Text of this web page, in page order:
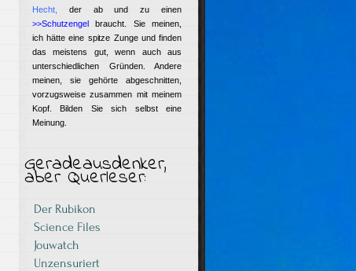
Hecht
der ab und zu einen
>>Schutzengel braucht. Sie meinen,
ich hätte eine spitze Zunge und finden
das meistens gut, wenn auch aus
unterschiedlichen Gründen. Andere
meinen, sie gehörte abgeschnitten,
vorzugsweise zusammen mit meinem
Kopf. Bilden Sie sich selbst eine
Meinung.
Geradeausdenker,
aber Querleser:
Der Rubikon
Science Files
Jouwatch
Unzensuriert